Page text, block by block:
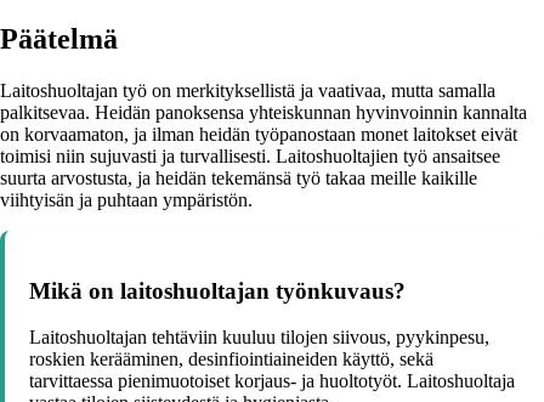
Päätelmä
Laitoshuoltajan työ on merkityksellistä ja vaativaa, mutta samalla
palkitsevaa. Heidän panoksensa yhteiskunnan hyvinvoinnin kannalta
on korvaamaton, ja ilman heidän työpanostaan monet laitokset eivät
toimisi niin sujuvasti ja turvallisesti. Laitoshuoltajien työ ansaitsee
suurta arvostusta, ja heidän tekemänsä työ takaa meille kaikille
viihtyisän ja puhtaan ympäristön.
Mikä on laitoshuoltajan työnkuvaus?
Laitoshuoltajan tehtäviin kuuluu tilojen siivous, pyykinpesu,
roskien kerääminen, desinfiointiaineiden käyttö, sekä
tarvittaessa pienimuotoiset korjaus- ja huoltotyöt. Laitoshuoltaja